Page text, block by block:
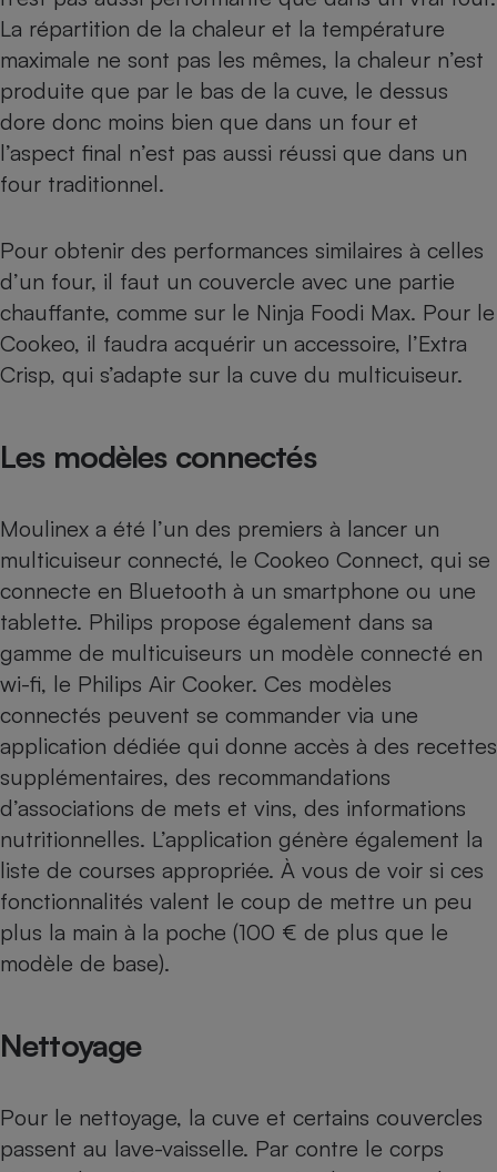
La répartition de la chaleur et la température
maximale ne sont pas les mêmes, la chaleur n’est
produite que par le bas de la cuve, le dessus
dore donc moins bien que dans un four et
l’aspect final n’est pas aussi réussi que dans un
four traditionnel.
Pour obtenir des performances similaires à celles
d’un four, il faut un couvercle avec une partie
chauffante, comme sur le Ninja Foodi Max. Pour le
Cookeo, il faudra acquérir un accessoire, l’Extra
Crisp, qui s’adapte sur la cuve du multicuiseur.
Les modèles connectés
Moulinex a été l’un des premiers à lancer un
multicuiseur connecté, le Cookeo Connect, qui se
connecte en Bluetooth à un smartphone ou une
tablette. Philips propose également dans sa
gamme de multicuiseurs un modèle connecté en
wi-fi, le Philips Air Cooker. Ces modèles
connectés peuvent se commander via une
application dédiée qui donne accès à des recettes
supplémentaires, des recommandations
d’associations de mets et vins, des informations
nutritionnelles. L’application génère également la
liste de courses appropriée. À vous de voir si ces
fonctionnalités valent le coup de mettre un peu
plus la main à la poche (100 € de plus que le
modèle de base).
Nettoyage
Pour le nettoyage, la cuve et certains couvercles
passent au lave-vaisselle. Par contre le corps